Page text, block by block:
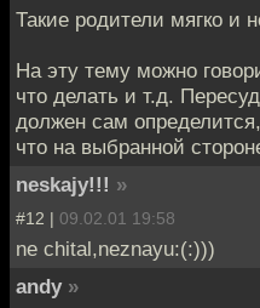
Такие родители мягко и
На эту тему можно
что делать и т.д.
должен сам
что на выбранной
neskajy!!! »
#12 | 09.02.01 19:58
ne chital,neznayu:(:)))
andy »